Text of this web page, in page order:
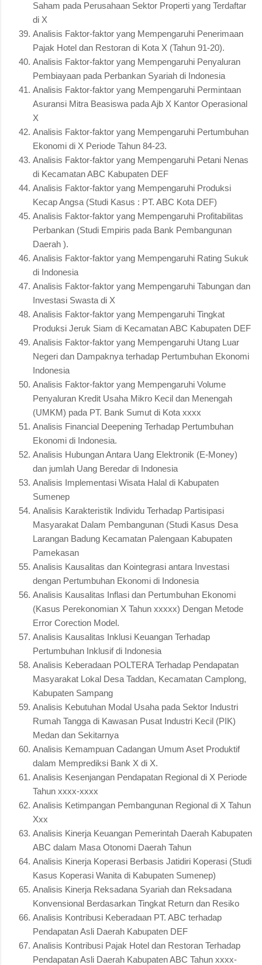
Saham pada Perusahaan Sektor Properti yang Terdaftar
di X
Analisis Faktor-faktor yang Mempengaruhi Penerimaan
Pajak Hotel dan Restoran di Kota X (Tahun 91-20).
Analisis Faktor-faktor yang Mempengaruhi Penyaluran
Pembiayaan pada Perbankan Syariah di Indonesia
Analisis Faktor-faktor yang Mempengaruhi Permintaan
Asuransi Mitra Beasiswa pada Ajb X Kantor Operasional
X
Analisis Faktor-faktor yang Mempengaruhi Pertumbuhan
Ekonomi di X Periode Tahun 84-23.
Analisis Faktor-faktor yang Mempengaruhi Petani Nenas
di Kecamatan ABC Kabupaten DEF
Analisis Faktor-faktor yang Mempengaruhi Produksi
Kecap Angsa (Studi Kasus : PT. ABC Kota DEF)
Analisis Faktor-faktor yang Mempengaruhi Profitabilitas
Perbankan (Studi Empiris pada Bank Pembangunan
Daerah ).
Analisis Faktor-faktor yang Mempengaruhi Rating Sukuk
di Indonesia
Analisis Faktor-faktor yang Mempengaruhi Tabungan dan
Investasi Swasta di X
Analisis Faktor-faktor yang Mempengaruhi Tingkat
Produksi Jeruk Siam di Kecamatan ABC Kabupaten DEF
Analisis Faktor-faktor yang Mempengaruhi Utang Luar
Negeri dan Dampaknya terhadap Pertumbuhan Ekonomi
Indonesia
Analisis Faktor-faktor yang Mempengaruhi Volume
Penyaluran Kredit Usaha Mikro Kecil dan Menengah
(UMKM) pada PT. Bank Sumut di Kota xxxx
Analisis Financial Deepening Terhadap Pertumbuhan
Ekonomi di Indonesia.
Analisis Hubungan Antara Uang Elektronik (E-Money)
dan jumlah Uang Beredar di Indonesia
Analisis Implementasi Wisata Halal di Kabupaten
Sumenep
Analisis Karakteristik Individu Terhadap Partisipasi
Masyarakat Dalam Pembangunan (Studi Kasus Desa
Larangan Badung Kecamatan Palengaan Kabupaten
Pamekasan
Analisis Kausalitas dan Kointegrasi antara Investasi
dengan Pertumbuhan Ekonomi di Indonesia
Analisis Kausalitas Inflasi dan Pertumbuhan Ekonomi
(Kasus Perekonomian X Tahun xxxxx) Dengan Metode
Error Corection Model.
Analisis Kausalitas Inklusi Keuangan Terhadap
Pertumbuhan Inklusif di Indonesia
Analisis Keberadaan POLTERA Terhadap Pendapatan
Masyarakat Lokal Desa Taddan, Kecamatan Camplong,
Kabupaten Sampang
Analisis Kebutuhan Modal Usaha pada Sektor Industri
Rumah Tangga di Kawasan Pusat Industri Kecil (PIK)
Medan dan Sekitarnya
Analisis Kemampuan Cadangan Umum Aset Produktif
dalam Memprediksi Bank X di X.
Analisis Kesenjangan Pendapatan Regional di X Periode
Tahun xxxx-xxxx
Analisis Ketimpangan Pembangunan Regional di X Tahun
Xxx
Analisis Kinerja Keuangan Pemerintah Daerah Kabupaten
ABC dalam Masa Otonomi Daerah Tahun
Analisis Kinerja Koperasi Berbasis Jatidiri Koperasi (Studi
Kasus Koperasi Wanita di Kabupaten Sumenep)
Analisis Kinerja Reksadana Syariah dan Reksadana
Konvensional Berdasarkan Tingkat Return dan Resiko
Analisis Kontribusi Keberadaan PT. ABC terhadap
Pendapatan Asli Daerah Kabupaten DEF
Analisis Kontribusi Pajak Hotel dan Restoran Terhadap
Pendapatan Asli Daerah Kabupaten ABC Tahun xxxx-